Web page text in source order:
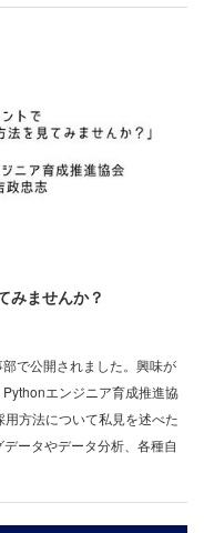
みませんか？
で公開されました。興味が
エンジニア育成推進協
方法について私見を述べた
ータやデータ分析、各種自